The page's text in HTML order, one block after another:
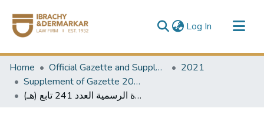
Log In (current)
Communities & Collections
All of DSpace
Home Official Gazette and Supplement
2021
Supplement of Gazette 2021
الوقائع المصرية ملحق للجريدة الرسمية العدد 241 تابع (هـ)